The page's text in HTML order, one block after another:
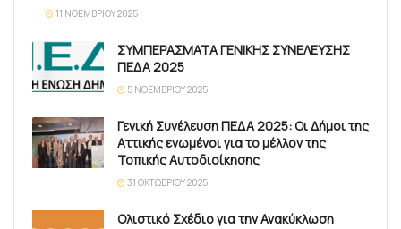
11 ΝΟΕΜΒΡΊΟΥ 2025
ΣΥΜΠΕΡΑΣΜΑΤΑ ΓΕΝΙΚΗΣ ΣΥΝΕΛΕΥΣΗΣ
ΠΕΔΑ 2025
5 ΝΟΕΜΒΡΊΟΥ 2025
Γενική Συνέλευση ΠΕΔΑ 2025: Οι Δήμοι της
Αττικής ενωμένοι για το μέλλον της
Τοπικής Αυτοδιοίκησης
31 ΟΚΤΩΒΡΊΟΥ 2025
Ολιστικό Σχέδιο για την Ανακύκλωση